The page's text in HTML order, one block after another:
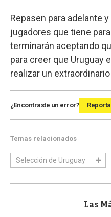
Repasen para adelante
jugadores que tiene
terminarán aceptando
para creer que Uruguay
realizar un
¿Encontraste un error?
Temas relacionados
Selección de Uruguay
Las